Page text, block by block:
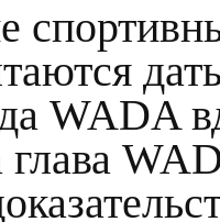
WADA
глава